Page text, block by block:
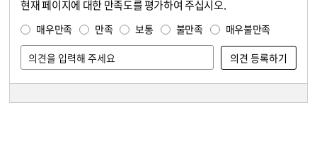
현재 페이지에 대한 만족도를 평가하여 주십시오.
매우만족 만족 보통 불만족 매우불만족